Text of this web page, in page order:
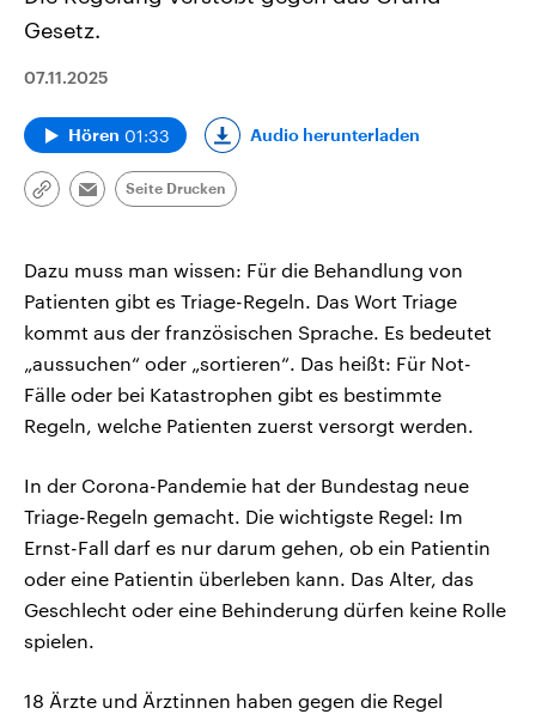
Gesetz.
07.11.2025
Hören 01:33 Audio herunterladen
Link
Email
Seite Drucken
Dazu muss man wissen: Für die Behandlung von
Patienten gibt es Triage-Regeln. Das Wort Triage
kommt aus der französischen Sprache. Es bedeutet
„aussuchen“ oder „sortieren“. Das heißt: Für Not-
Fälle oder bei Katastrophen gibt es bestimmte
Regeln, welche Patienten zuerst versorgt werden.
In der Corona-Pandemie hat der Bundestag neue
Triage-Regeln gemacht. Die wichtigste Regel: Im
Ernst-Fall darf es nur darum gehen, ob ein Patientin
oder eine Patientin überleben kann. Das Alter, das
Geschlecht oder eine Behinderung dürfen keine Rolle
spielen.
18 Ärzte und Ärztinnen haben gegen die Regel